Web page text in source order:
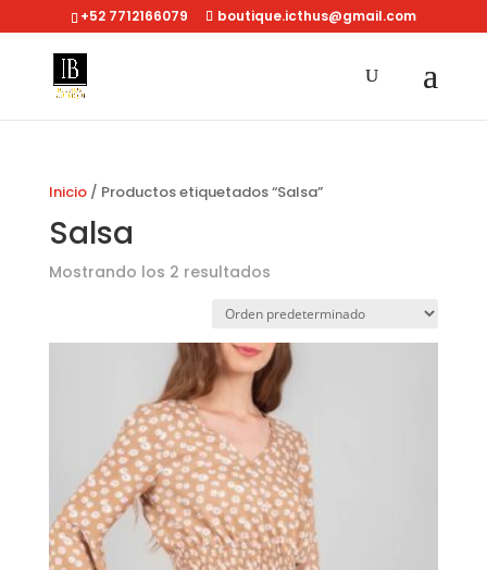
+52 7712166079 boutique.icthus@gmail.com
Inicio/ Productos etiquetados “Salsa”
Salsa
Mostrando los 2 resultados